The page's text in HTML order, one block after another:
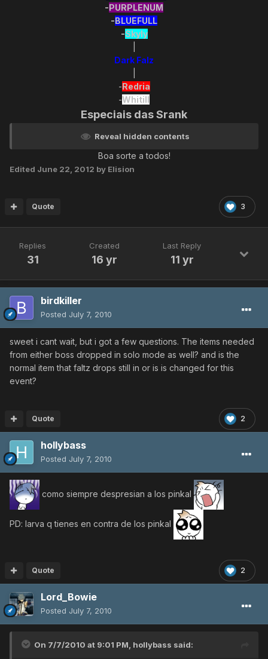
-PURPLENUM
-BLUEFULL
-Skyly
Dark Falz
-Redria
-Whitill
Especiais das Srank
Reveal hidden contents
Boa sorte a todos!
Edited June 22, 2012 by Elision
3
Quote
Replies
31
Created
16 yr
Last Reply
11 yr
birdkiller
Posted July 7, 2010
sweet i cant wait, but i got a few questions. The items needed
from either boss dropped in solo mode as well? and is the
normal item that faltz drops still in or is is changed for this
event?
2
Quote
hollybass
Posted July 7, 2010
como siempre despresian a los pinkal
PD: larva q tienes en contra de los pinkal
2
Quote
Lord_Bowie
Posted July 7, 2010
On 7/7/2010 at 9:01 PM, hollybass said: